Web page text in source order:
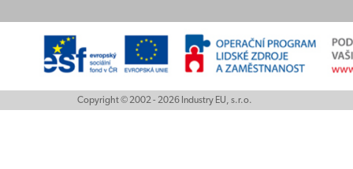
Copyright © 2002 - 2026 Industry EU, s.r.o.